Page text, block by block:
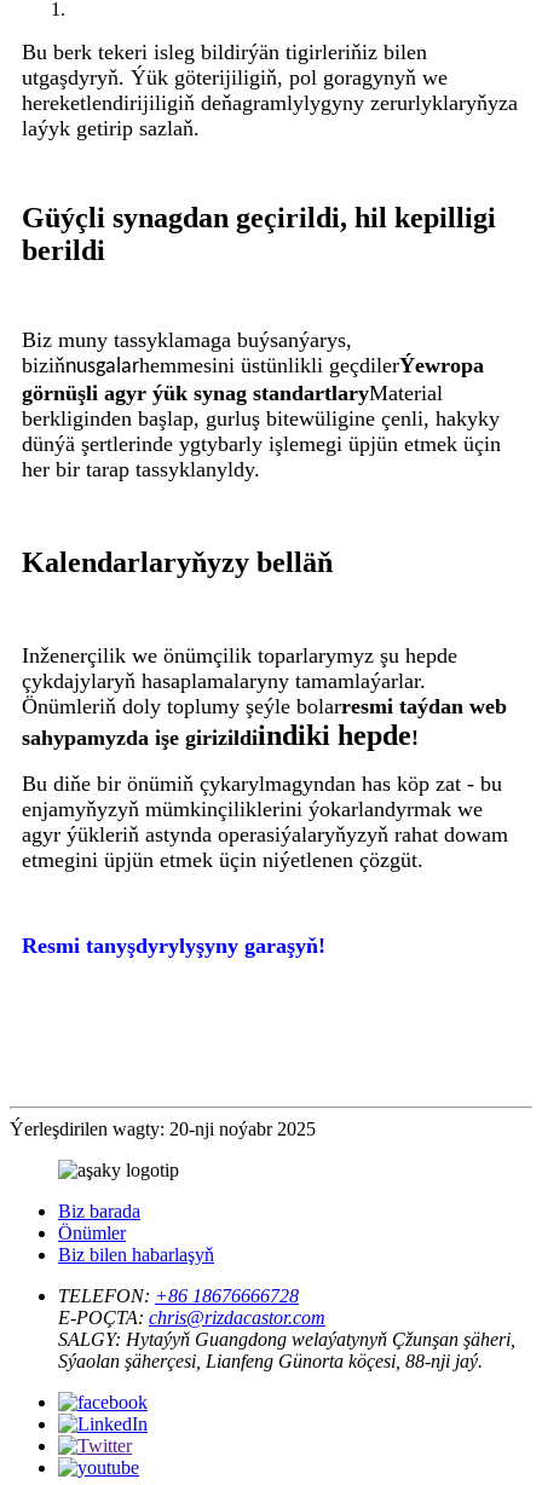
Bu berk tekeri isleg bildirýän tigirleriňiz bilen
utgaşdyryň. Ýük göterijiligiň, pol goragynyň we
hereketlendirijiligiň deňagramlylygyny zerurlyklaryňyza
laýyk getirip sazlaň.
Güýçli synagdan geçirildi, hil kepilligi
berildi
Biz muny tassyklamaga buýsanýarys,
biziňnusgalarhemmesini üstünlikli geçdilerÝewropa
görnüşli agyr ýük synag standartlaryMaterial
berkliginden başlap, gurluş bitewüligine çenli, hakyky
dünýä şertlerinde ygtybarly işlemegi üpjün etmek üçin
her bir tarap tassyklanyldy.
Kalendarlaryňyzy belläň
Inženerçilik we önümçilik toparlarymyz şu hepde
çykdajylaryň hasaplamalaryny tamamlaýarlar.
Önümleriň doly toplumy şeýle bolarresmi taýdan web
sahypamyzda işe girizildiindiki hepde!
Bu diňe bir önümiň çykarylmagyndan has köp zat - bu
enjamyňyzyň mümkinçiliklerini ýokarlandyrmak we
agyr ýükleriň astynda operasiýalaryňyzyň rahat dowam
etmegini üpjün etmek üçin niýetlenen çözgüt.
Resmi tanyşdyrylyşyny garaşyň!
Ýerleşdirilen wagty: 20-nji noýabr 2025
Biz barada
Önümler
Biz bilen habarlaşyň
TELEFON: +86 18676666728
E-POÇTA: chris@rizdacastor.com
SALGY: Hytaýyň Guangdong welaýatynyň Çžunşan şäheri,
Sýaolan şäherçesi, Lianfeng Günorta köçesi, 88-nji jaý.